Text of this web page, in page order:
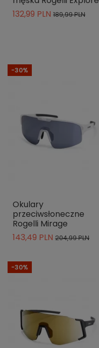
132,99 PLN 189,99 PLN
-30%
Okulary
przeciwsłoneczne
Rogelli Mirage
143,49 PLN 204,99 PLN
-30%